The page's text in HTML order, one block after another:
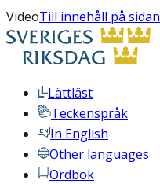
VideoTill innehåll på sidan
Lättläst
Teckenspråk
In English
Other languages
Ordbok